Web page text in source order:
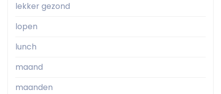
lekker gezond
lopen
lunch
maand
maanden